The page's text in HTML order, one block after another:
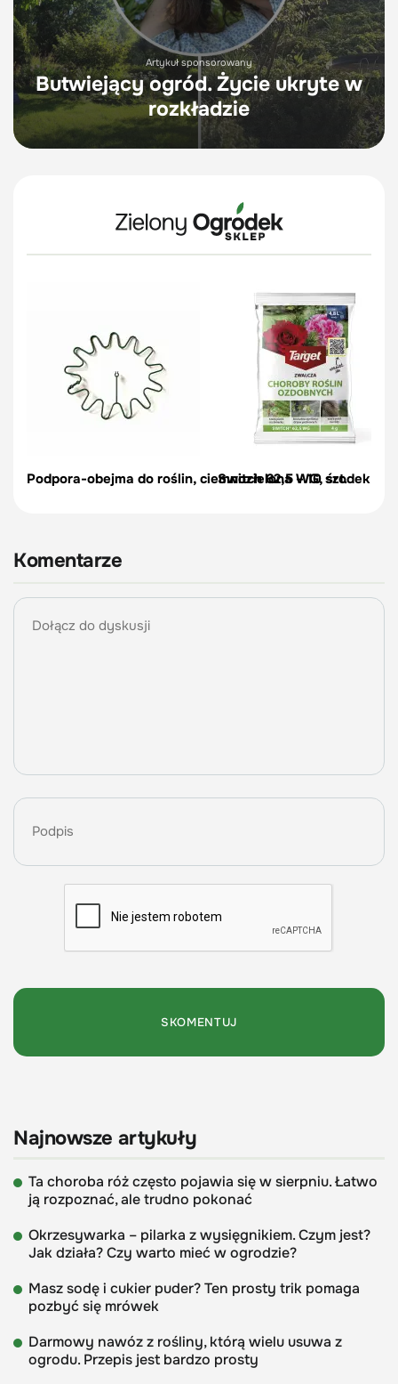
Artykuł sponsorowany
Butwiejący ogród. Życie ukryte w
rozkładzie
Podpora-obejma do roślin, ciemnozielona – 10 szt.
Switch 62,5 WG, środek
Komentarze
Najnowsze artykuły
Ta choroba róż często pojawia się w sierpniu. Łatwo
ją rozpoznać, ale trudno pokonać
Okrzesywarka – pilarka z wysięgnikiem. Czym jest?
Jak działa? Czy warto mieć w ogrodzie?
Masz sodę i cukier puder? Ten prosty trik pomaga
pozbyć się mrówek
Darmowy nawóz z rośliny, którą wielu usuwa z
ogrodu. Przepis jest bardzo prosty